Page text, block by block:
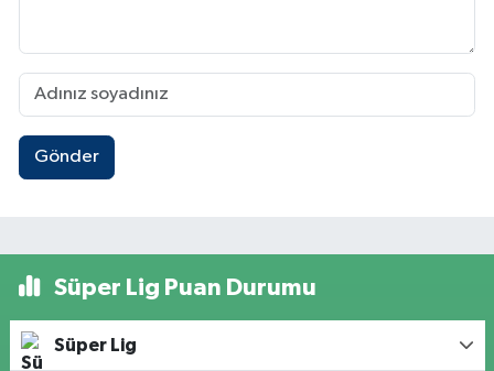
Gönder
Süper Lig Puan Durumu
Süper Lig